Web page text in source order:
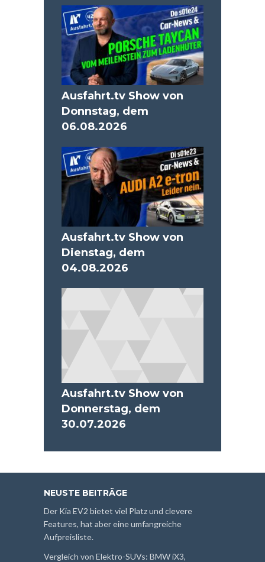
Ausfahrt.tv Show von
Donnstag, dem
06.08.2026
Ausfahrt.tv Show von
Dienstag, dem
04.08.2026
Ausfahrt.tv Show von
Donnerstag, dem
30.07.2026
NEUSTE BEITRÄGE
Der Kia EV2 bietet viel Platz und clevere
Features, hat aber eine umfangreiche
Aufpreisliste.
Vergleich von Elektro-SUVs: BMW iX3,